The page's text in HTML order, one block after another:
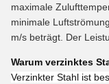
maximale
minimale
m/s beträgt. Der
Warum verzinktes
Verzinkter Stahl ist